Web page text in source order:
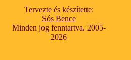
Tervezte és készítette:
Sós Bence
Minden jog fenntartva. 2005-
2026